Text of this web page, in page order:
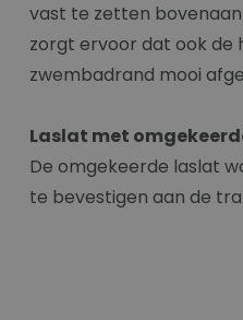
vast te zetten
zorgt ervoor dat ook de
zwembadrand mooi
Laslat met
De omgekeerde laslat
te bevestigen aan de